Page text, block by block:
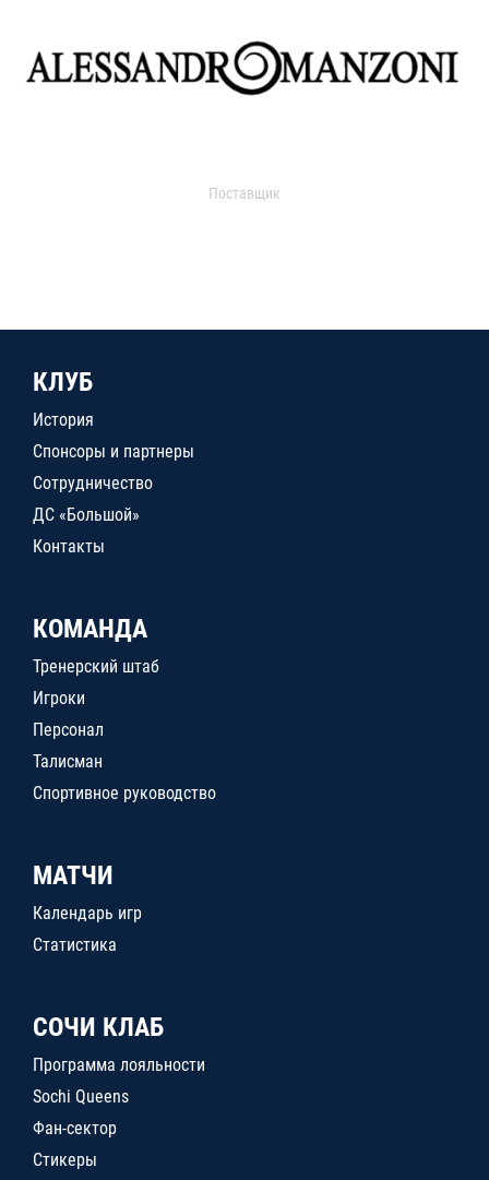
Поставщик
КЛУБ
История
Спонсоры и партнеры
Сотрудничество
ДС «Большой»
Контакты
КОМАНДА
Тренерский штаб
Игроки
Персонал
Талисман
Спортивное руководство
МАТЧИ
Календарь игр
Статистика
СОЧИ КЛАБ
Программа лояльности
Sochi Queens
Фан-сектор
Стикеры